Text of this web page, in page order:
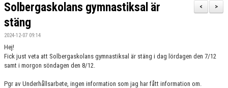
DOKUMENT
KONTAKT
BILDGALLERI
ÅRSHJUL
>
<
Solbergaskolans gymnastiksal är
stäng
2024-12-07 09:14
Hej!
Fick just veta att Solbergaskolans gymnastiksal är stäng i dag lördagen den 7/12
samt i morgon söndagen den 8/12.
Pgr av Underhållsarbete, ingen information som jag har fått information om.